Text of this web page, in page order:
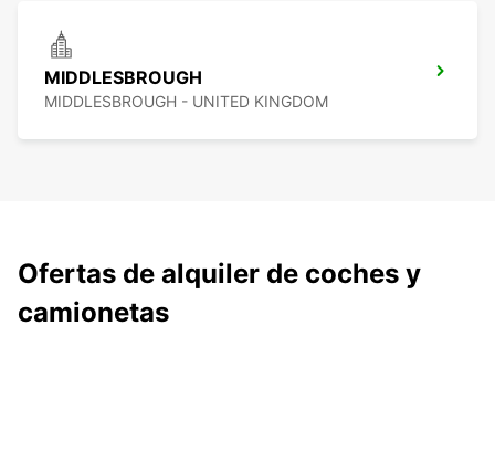
MIDDLESBROUGH
MIDDLESBROUGH - UNITED KINGDOM
Ofertas de alquiler de coches y
camionetas